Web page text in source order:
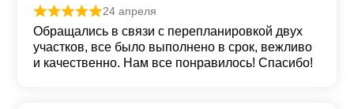
Оценка из 5
24 апреля
Обращались в связи с перепланировкой двух
участков, все было выполнено в срок, вежливо
и качественно. Нам все понравилось! Спасибо!